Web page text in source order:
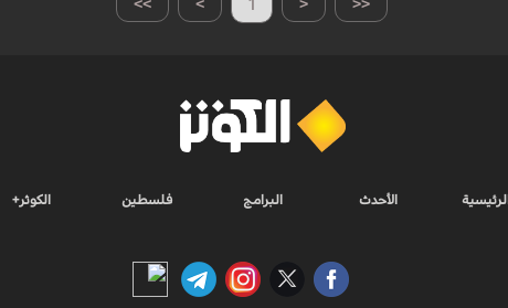
>> > 1 < <<
الرئيسية الأحدث البرامج فلسطين الكوثر+